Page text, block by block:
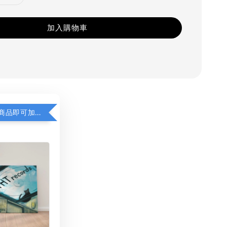
加入購物車
凡購買任一商品即可加購 THT 九週年 同一片天空 無框畫 30 x 30 cm 附掛勾 (黑膠封面大小）